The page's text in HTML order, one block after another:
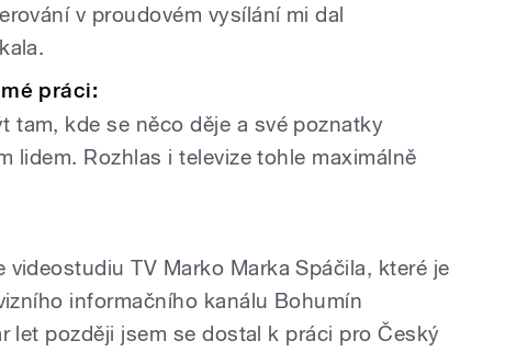
v proudovém vysílání mi dal
práci:
tam, kde se něco děje a své poznatky
lidem. Rozhlas i televize tohle maximálně
TV Marko Marka Spáčila, které je
informačního kanálu Bohumín
let později jsem se dostal k práci pro Český